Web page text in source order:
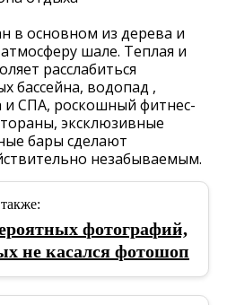
в основном из дерева и
шале. Теплая и
расслабиться
бассейна, водопад ,
и СПА, роскошный фитнес-
эксклюзивные
бары сделают
незабываемым.
фотографий,
не касался фотошоп